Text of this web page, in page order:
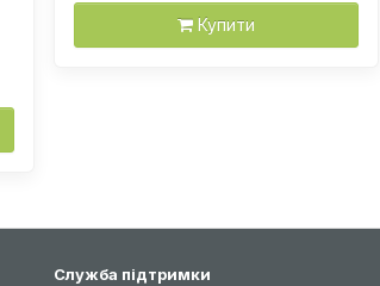
Купити
Служба підтримки